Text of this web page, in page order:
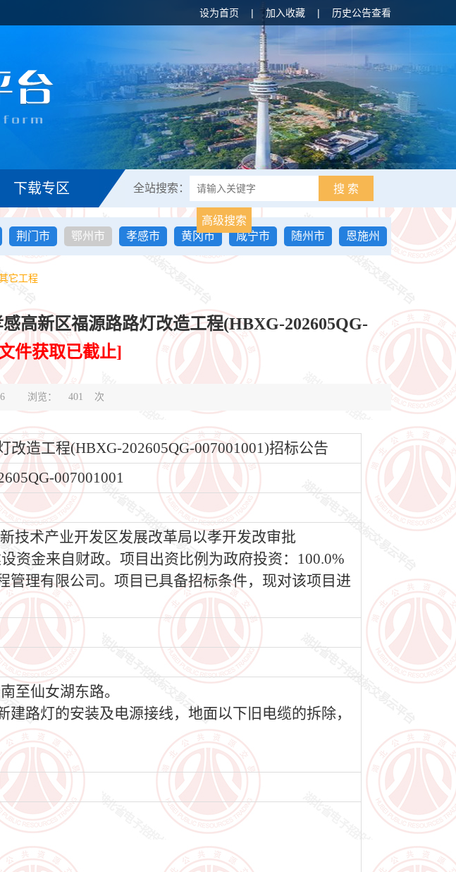
设为首页 | 加入收藏 | 历史公告查看
下载专区 全站搜索： 搜 索
高级搜索
荆门市 鄂州市 孝感市 黄冈市 咸宁市 随州市
恩施州
它工程
高新区福源路路灯改造工程(HBXG-202605QG-
件获取已截止]
浏览： 401 次
造工程(HBXG-202605QG-007001001)招标公告
007001001
技术产业开发区发展改革局以孝开发改审批
资金来自财政。项目出资比例为政府投资：100.0%
理有限公司。项目已具备招标条件，现对该项目进
至仙女湖东路。
路灯的安装及电源接线，地面以下旧电缆的拆除，